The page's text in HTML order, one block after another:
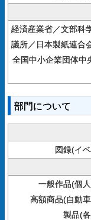
経済産業省／文部科
議所／日本製紙連合
全国中小企業団体
部門について
図録(イ
一般作品(個
高額商品(自動
製品(